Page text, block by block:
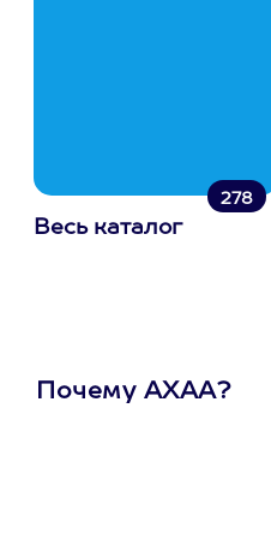
278
Весь каталог
Почему АХАА?